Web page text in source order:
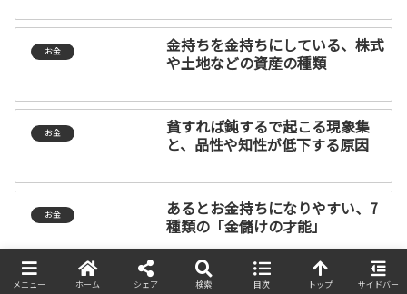
お金
金持ちを金持ちにしている、株式
や土地などの資産の種類
お金
貧すれば鈍するで起こる現象集
と、品性や知性が低下する原因
お金
あるとお金持ちになりやすい、7
種類の「金儲けの才能」
高金利国が、政策金利を高くして
メニュー ホーム シェア 検索 目次 トップ サイドバー